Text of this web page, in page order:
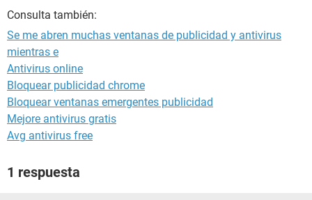
Consulta también:
Se me abren muchas ventanas de publicidad y antivirus
mientras e
Antivirus online
Bloquear publicidad chrome
Bloquear ventanas emergentes publicidad
Mejore antivirus gratis
Avg antivirus free
1 respuesta